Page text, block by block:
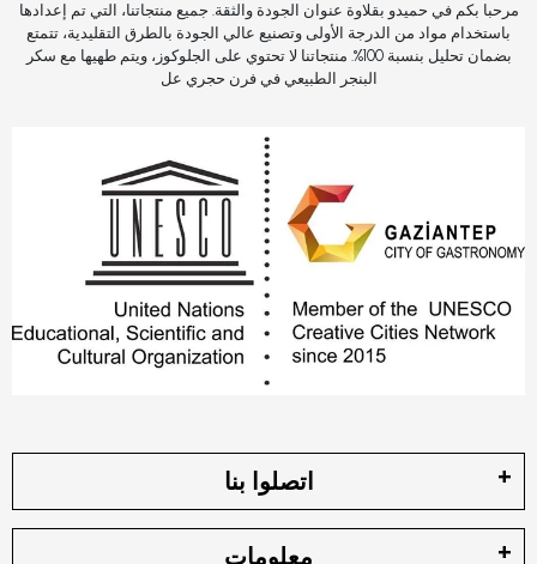
مرحبا بكم في حميدو بقلاوة عنوان الجودة والثقة. جميع منتجاتنا، التي تم إعدادها
باستخدام مواد من الدرجة الأولى وتصنيع عالي الجودة بالطرق التقليدية، تتمتع
بضمان تحليل بنسبة 100%. منتجاتنا لا تحتوي على الجلوكوز، ويتم طهيها مع سكر
البنجر الطبيعي في فرن حجري عل
اتصلوا بنا
معلومات